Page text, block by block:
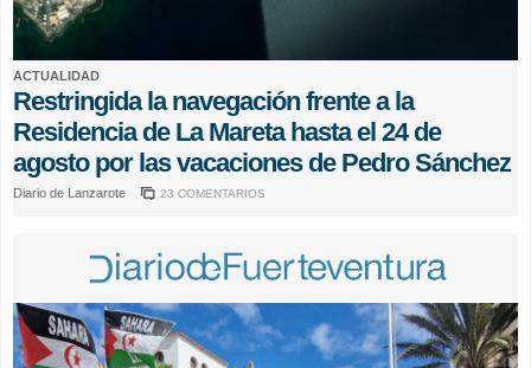
ACTUALIDAD
Restringida la navegación frente a la
Residencia de La Mareta hasta el 24 de
agosto por las vacaciones de Pedro Sánchez
Diario de Lanzarote 23 COMENTARIOS